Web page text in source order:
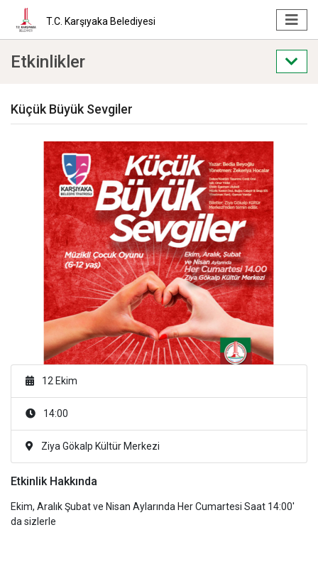
T.C. Karşıyaka Belediyesi
Etkinlikler
Küçük Büyük Sevgiler
12 Ekim
14:00
Ziya Gökalp Kültür Merkezi
Etkinlik Hakkında
Ekim, Aralık Şubat ve Nisan Aylarında Her Cumartesi Saat 14:00'
da sizlerle